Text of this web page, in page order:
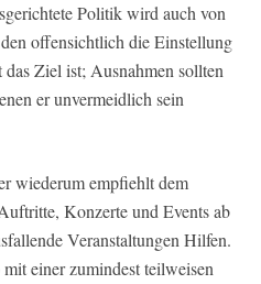
Politik wird auch von
offensichtlich die Einstellung
Ziel ist; Ausnahmen sollten
er unvermeidlich sein
wiederum empfiehlt dem
Konzerte und Events ab
Veranstaltungen Hilfen.
einer zumindest teilweisen